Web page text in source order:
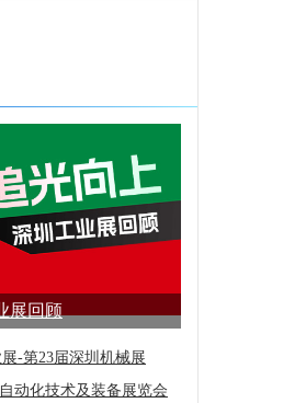
展回顾
-第23届深圳机械展
动化技术及装备展览会